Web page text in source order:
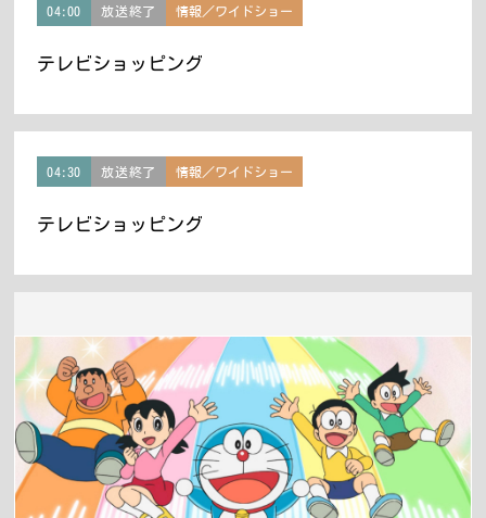
04:00 放送終了 情報／ワイドショー
テレビショッピング
04:30 放送終了 情報／ワイドショー
テレビショッピング